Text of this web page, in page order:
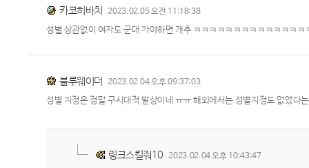
카코히바치 2023.02.05 오전 11:18:38
성별 상관없이 여자도 군대 가야하면 개추 ㅋㅋㅋㅋㅋㅋㅋㅋㅋㅋㅋㅋㅋㅋ
블루웨이더 2023.02.04 오후 09:37:03
성별 지정은 정말 구시대적 발상이네 ㅠㅠ 해외에서는 성별지정도 없앴다
링크스킬줘10 2023.02.04 오후 10:43:47